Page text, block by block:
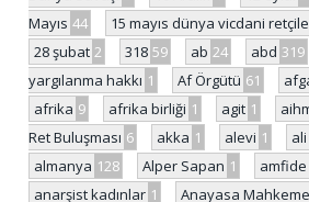
Mayıs 44 15 mayıs dünya vicdani
28 şubat 2 318 59 ab 24 abd 319
yargılanma hakkı 1 Af Örgütü 61
afrika 9 afrika birliği 1 agit 1
Ret Buluşması 6 akka 1 alevi 1 ali
almanya 128 Alper Sapan 1
anarşist kadınlar 1 Anayasa